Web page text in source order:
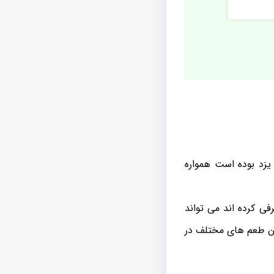
بوده است همواره
کرده اند می تواند
طعم های مختلف در